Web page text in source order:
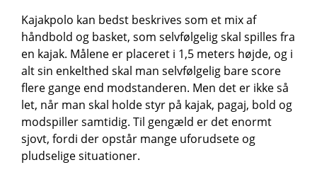
Kajakpolo kan bedst beskrives som et mix af
håndbold og basket, som selvfølgelig skal spilles fra
en kajak. Målene er placeret i 1,5 meters højde, og i
alt sin enkelthed skal man selvfølgelig bare score
flere gange end modstanderen. Men det er ikke så
let, når man skal holde styr på kajak, pagaj, bold og
modspiller samtidig. Til gengæld er det enormt
sjovt, fordi der opstår mange uforudsete og
pludselige situationer.